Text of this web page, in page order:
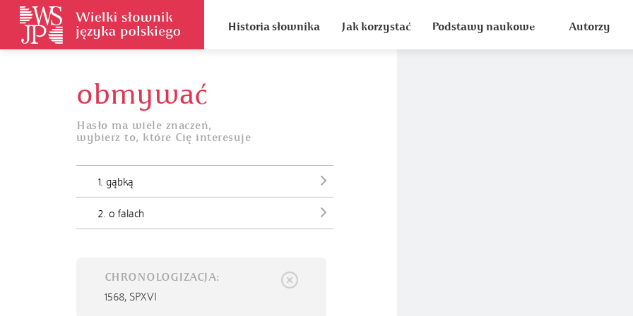
Historia słownika Jak korzystać Podstawy naukowe Autorzy
obmywać
Hasło ma wiele znaczeń,
wybierz to, które Cię interesuje
1. gąbką
2. o falach
CHRONOLOGIZACJA:
1568, SPXVI